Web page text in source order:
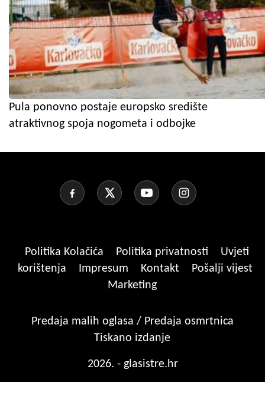
Pula ponovno postaje europsko središte
atraktivnog spoja nogometa i odbojke
Politika Kolačića Politika privatnosti
Uvjeti
korištenja
Impresum Kontakt
Pošalji vijest
Marketing
Predaja malih oglasa / Predaja osmrtnica
Tiskano izdanje
2026. - glasistre.hr